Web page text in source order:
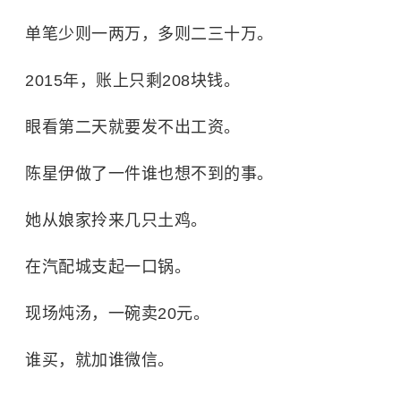
单笔少则一两万，多则二三十万。
2015年，账上只剩208块钱。
眼看第二天就要发不出工资。
陈星伊做了一件谁也想不到的事。
她从娘家拎来几只土鸡。
在汽配城支起一口锅。
现场炖汤，一碗卖20元。
谁买，就加谁微信。